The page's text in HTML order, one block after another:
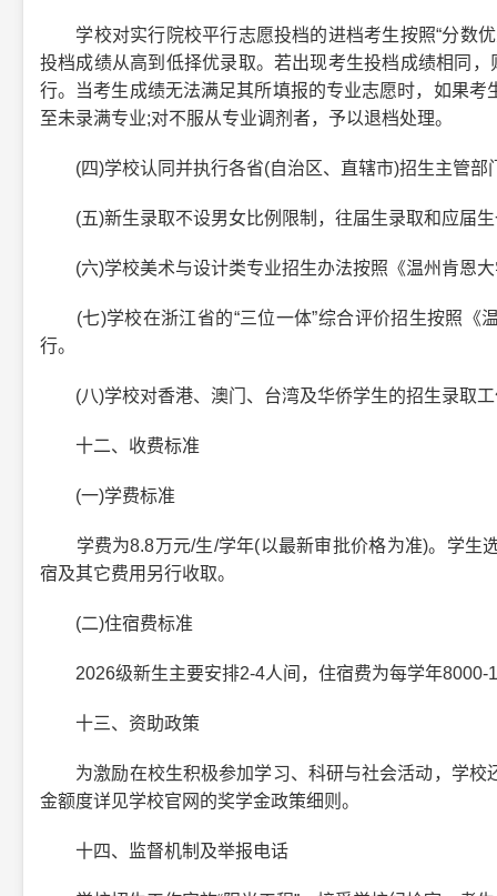
学校对实行院校平行志愿投档的进档考生按照“分数优
投档成绩从高到低择优录取。若出现考生投档成绩相同
行。当考生成绩无法满足其所填报的专业志愿时，如果
至未录满专业;对不服从专业调剂者，予以退档处理。
(四)学校认同并执行各省(自治区、直辖市)招生主管部
(五)新生录取不设男女比例限制，往届生录取和应届生
(六)学校美术与设计类专业招生办法按照《温州肯恩大
(七)学校在浙江省的“三位一体”综合评价招生按照《
行。
(八)学校对香港、澳门、台湾及华侨学生的招生录取工
十二、收费标准
(一)学费标准
学费为8.8万元/生/学年(以最新审批价格为准)。学生
宿及其它费用另行收取。
(二)住宿费标准
2026级新生主要安排2-4人间，住宿费为每学年8000-
十三、资助政策
为激励在校生积极参加学习、科研与社会活动，学校
金额度详见学校官网的奖学金政策细则。
十四、监督机制及举报电话